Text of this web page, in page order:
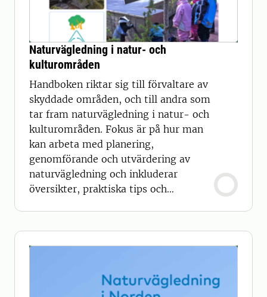
Naturvägledning i natur- och
kulturområden
Handboken riktar sig till förvaltare av
skyddade områden, och till andra som
tar fram naturvägledning i natur- och
kulturområden. Fokus är på hur man
kan arbeta med planering,
genomförande och utvärdering av
naturvägledning och inkluderar
översikter, praktiska tips och